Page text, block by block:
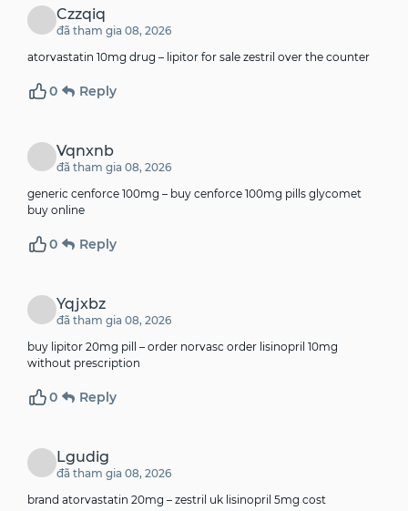
Czzqiq
đã tham gia 08, 2026
atorvastatin 10mg drug – lipitor for sale zestril over the counter
0 Reply
Vqnxnb
đã tham gia 08, 2026
generic cenforce 100mg – buy cenforce 100mg pills glycomet
buy online
0 Reply
Yqjxbz
đã tham gia 08, 2026
buy lipitor 20mg pill – order norvasc order lisinopril 10mg
without prescription
0 Reply
Lgudig
đã tham gia 08, 2026
brand atorvastatin 20mg – zestril uk lisinopril 5mg cost